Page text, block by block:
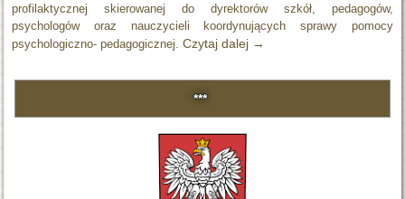
profilaktycznej skierowanej do dyrektorów szkół, pedagogów,
psychologów oraz nauczycieli koordynujących sprawy pomocy
psychologiczno- pedagogicznej.Czytaj dalej →
***